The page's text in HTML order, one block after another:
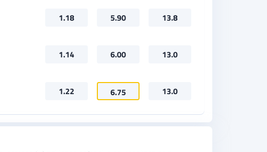
1.18 5.90 13.8
1.14 6.00 13.0
1.22 6.75 13.0